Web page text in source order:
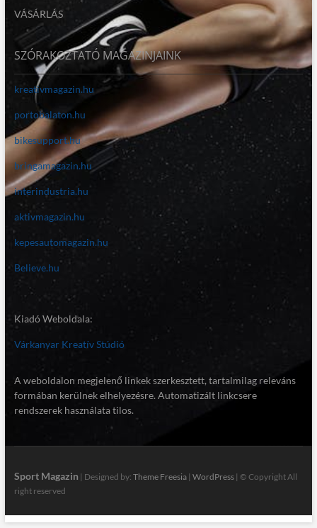
VÁSÁRLÁS
SZÓRAKOZTATÓ MAGAZINJAINK
kreativmagazin.hu
portobalaton.hu
bikesupport.hu
bringamagazin.hu
interindustria.hu
aktivmagazin.hu
kepesautomagazin.hu
Believe.hu
Kiadó Weboldala:
Várkanyar Kreatív Stúdió
A weboldalon megjelenő linkek szerkesztett, tartalmilag releváns
formában kerülnek elhelyezésre. Automatizált linkcsere
rendszerek használata tilos.
Sport Magazin | Designed by: Theme Freesia| WordPress| © Copyright All
right reserved